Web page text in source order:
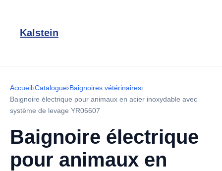
Kalstein
Accueil›Catalogue›Baignoires vétérinaires›
Baignoire électrique pour animaux en acier inoxydable avec
système de levage YR06607
Baignoire électrique
pour animaux en